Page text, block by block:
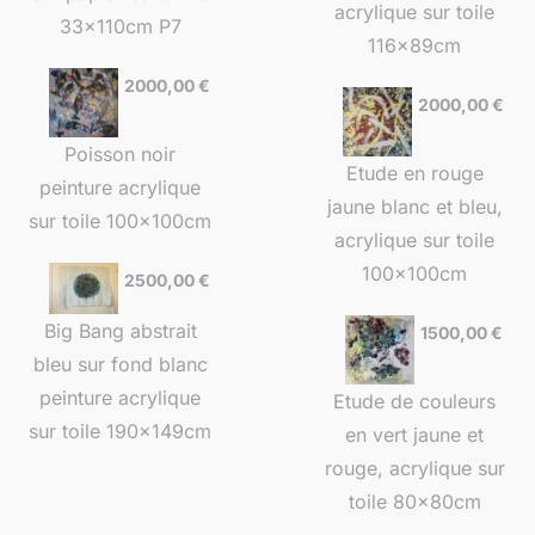
33x110cm P7
Poisson noir
peinture acrylique
sur toile 100x100cm
2000,00€
Big Bang abstrait
bleu sur fond blanc
peinture acrylique
sur toile 190x149cm
2500,00€
acrylique sur toile
116x89cm
Etude en rouge
jaune blanc et bleu,
acrylique sur toile
100x100cm
2000,00€
Etude de couleurs
en vert jaune et
rouge, acrylique sur
toile 80x80cm
1500,00€